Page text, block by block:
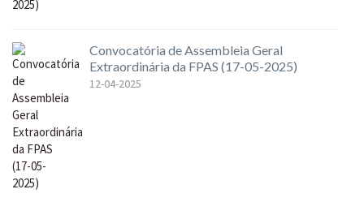
Convocatória de Assembleia Geral
Extraordinária da FPAS (17-05-2025)
12-04-2025